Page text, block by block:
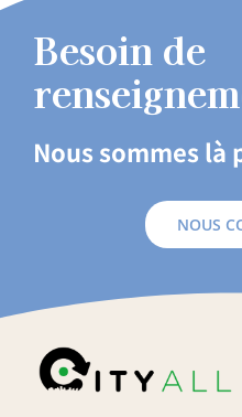
Besoin de
Nous sommes là
NOUS